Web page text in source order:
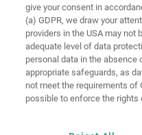
give your consent in
(a) GDPR, we draw your
providers in the USA may not
adequate level of data
personal data in the absence
appropriate safeguards, as
not meet the requirements of
possible to enforce the